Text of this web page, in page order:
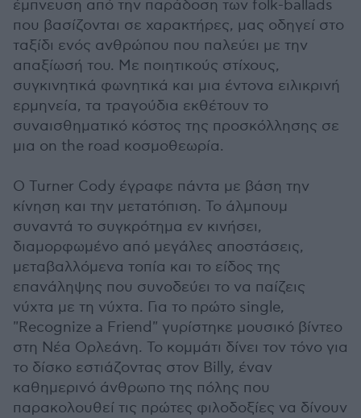
έμπνευση από την παράδοση των folk-ballads
που βασίζονται σε χαρακτήρες, μας οδηγεί στο
ταξίδι ενός ανθρώπου που παλεύει με την
απαξίωσή του. Με ποιητικούς στίχους,
συγκινητικά φωνητικά και μια έντονα ειλικρινή
ερμηνεία, τα τραγούδια εκθέτουν το
συναισθηματικό κόστος της προσκόλλησης σε
μια on the road κοσμοθεωρία.
Ο Turner Cody έγραφε πάντα με βάση την
κίνηση και την μετατόπιση. Το άλμπουμ
συναντά το συγκρότημα εν κινήσει,
διαμορφωμένο από μεγάλες αποστάσεις,
μεταβαλλόμενα τοπία και το είδος της
επανάληψης που συνοδεύει το να παίζεις
νύχτα με τη νύχτα. Για το πρώτο single,
"Recognize a Friend" γυρίστηκε μουσικό βίντεο
στη Νέα Ορλεάνη. Το κομμάτι δίνει τον τόνο για
το δίσκο εστιάζοντας στον Billy, έναν
καθημερινό άνθρωπο της πόλης που
παρακολουθεί τις πρώτες φιλοδοξίες να δίνουν